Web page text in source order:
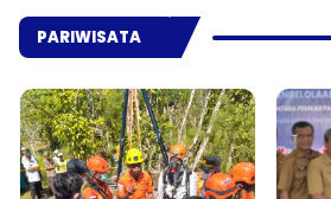
PARIWISATA